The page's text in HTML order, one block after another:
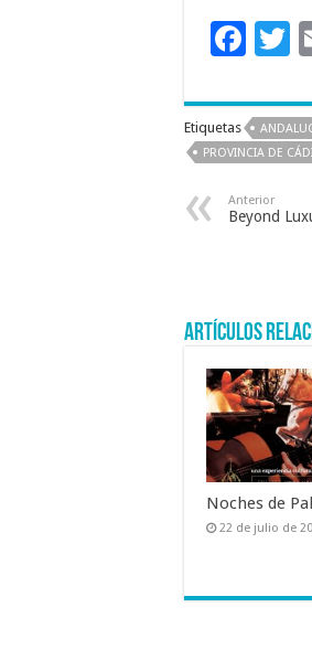
F
e
b
o
T
Etiquetas
PROVINCIA DE
Anterior
Beyond
Artículos
Noches de
22 de julio de